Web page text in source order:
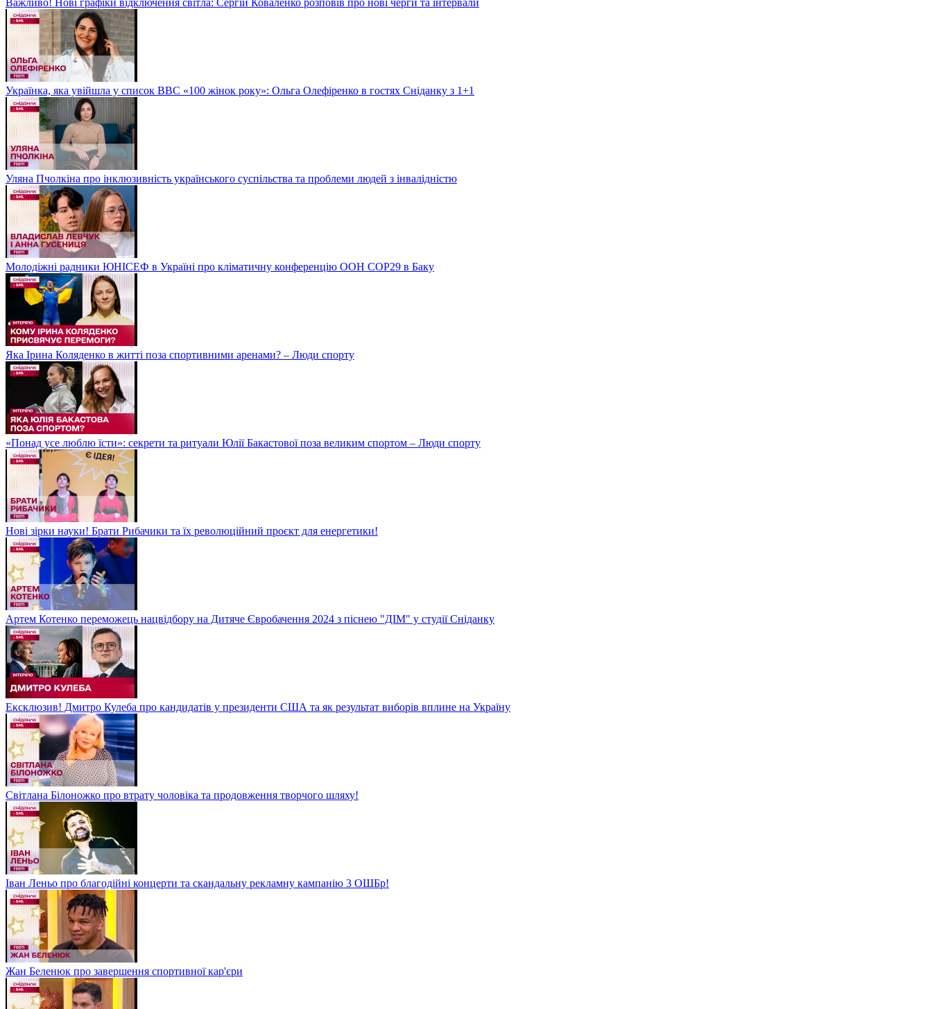
Українка, яка увійшла у список BBC «100 жінок року»: Ольга Олефіренко в гостях Сніданку з 1+1
Уляна Пчолкіна про інклюзивність українського суспільства та проблеми людей з інвалідністю
Молодіжні радники ЮНІСЕФ в Україні про кліматичну конференцію ООН COP29 в Баку
Яка Ірина Коляденко в житті поза спортивними аренами? – Люди спорту
«Понад усе люблю їсти»: секрети та ритуали Юлії Бакастової поза великим спортом – Люди спорту
Нові зірки науки! Брати Рибачики та їх революційний проєкт для енергетики!
Артем Котенко переможець нацвідбору на Дитяче Євробачення 2024 з піснею "ДІМ" у студії Сніданку
Ексклюзив! Дмитро Кулеба про кандидатів у президенти США та як результат виборів вплине на Україну
Світлана Білоножко про втрату чоловіка та продовження творчого шляху!
Іван Леньо про благодійні концерти та скандальну рекламну кампанію 3 ОШБр!
Жан Беленюк про завершення спортивної кар'єри